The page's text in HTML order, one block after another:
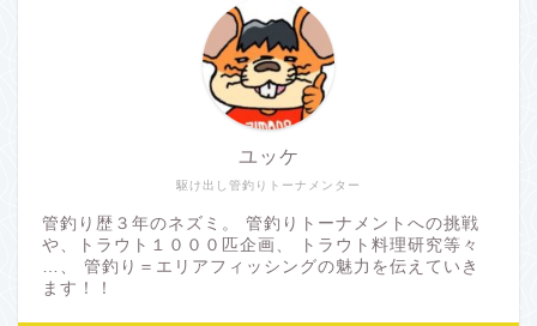
駆け出し管釣りトーナメンター
ユッケ
管釣り歴３年のネズミ。 管釣りトーナメントへの挑戦
や、トラウト１０００匹企画、 トラウト料理研究等々
…、 管釣り＝エリアフィッシングの魅力を伝えていき
ます！！